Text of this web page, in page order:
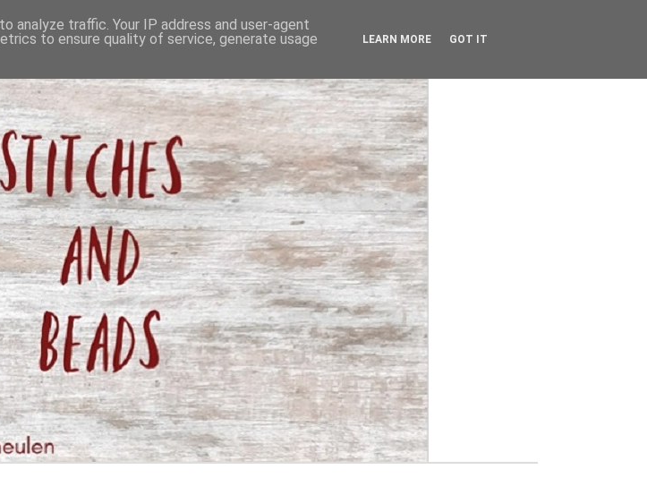
analyze traffic. Your IP address and user-agent
to ensure quality of service, generate usage
LEARN MORE GOT IT